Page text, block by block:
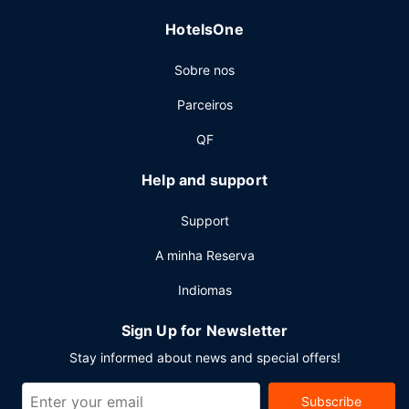
24 horas, um cofre na receção e multibanco/serviços
HotelsOne
Sobre nos
Parceiros
QF
Help and support
Support
A minha Reserva
Indiomas
Sign Up for Newsletter
Stay informed about news and special offers!
Subscribe